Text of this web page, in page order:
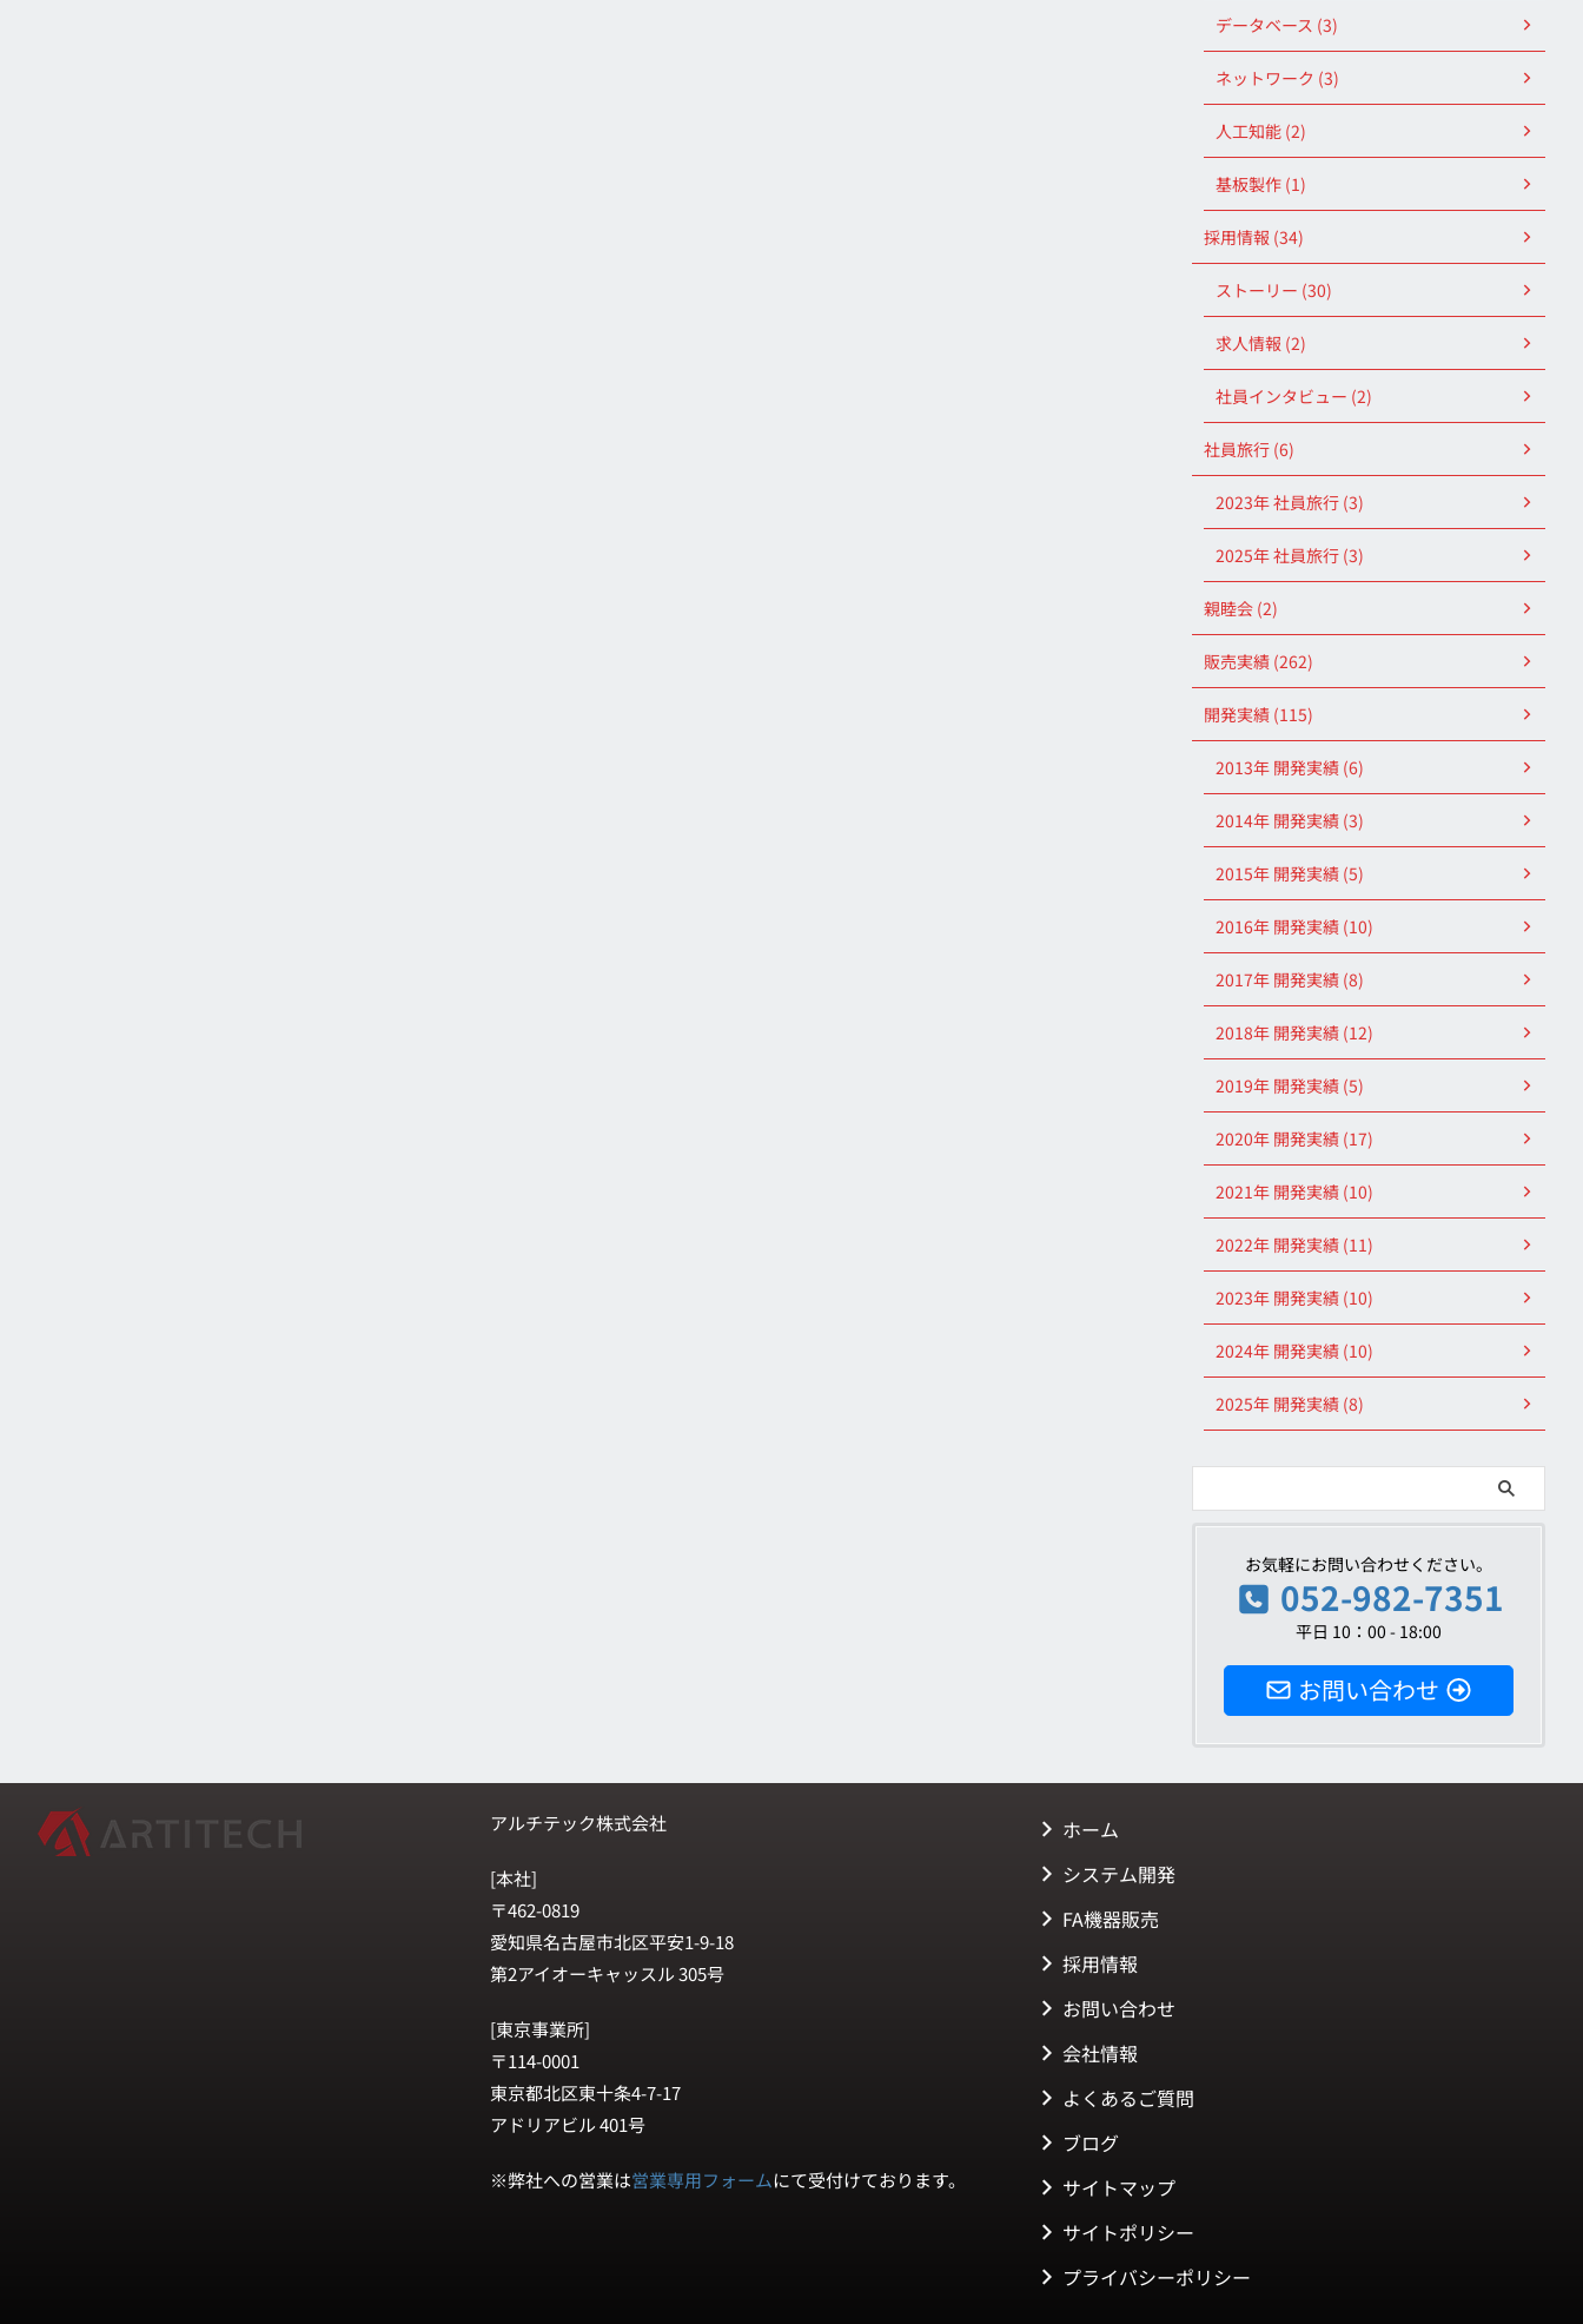
データベース (3)
ネットワーク (3)
人工知能 (2)
基板製作 (1)
採用情報 (34)
ストーリー (30)
求人情報 (2)
社員インタビュー (2)
社員旅行 (6)
2023年 社員旅行 (3)
2025年 社員旅行 (3)
親睦会 (2)
販売実績 (262)
開発実績 (115)
2013年 開発実績 (6)
2014年 開発実績 (3)
2015年 開発実績 (5)
2016年 開発実績 (10)
2017年 開発実績 (8)
2018年 開発実績 (12)
2019年 開発実績 (5)
2020年 開発実績 (17)
2021年 開発実績 (10)
2022年 開発実績 (11)
2023年 開発実績 (10)
2024年 開発実績 (10)
2025年 開発実績 (8)
お気軽にお問い合わせください。
052-982-7351
平日 10：00 - 18:00
お問い合わせ
アルチテック株式会社
[本社]
〒462-0819
愛知県名古屋市北区平安1-9-18
第2アイオーキャッスル 305号
[東京事業所]
〒114-0001
東京都北区東十条4-7-17
アドリアビル 401号
※弊社への営業は営業専用フォームにて受付けております。
ホーム
システム開発
FA機器販売
採用情報
お問い合わせ
会社情報
よくあるご質問
ブログ
サイトマップ
サイトポリシー
プライバシーポリシー